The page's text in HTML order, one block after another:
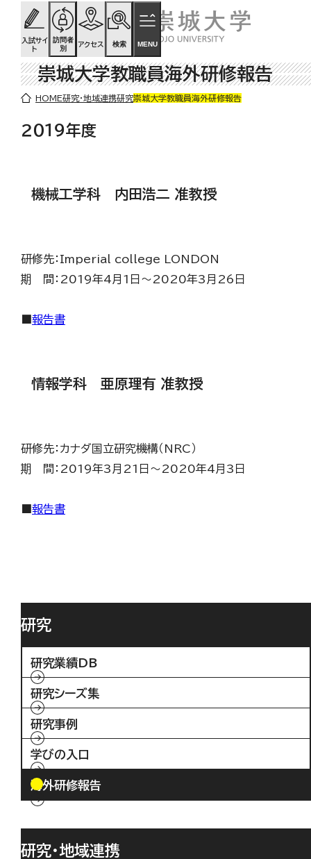
ページの先頭です
ページ内を移動するためのリンク
本文(c)へ
入試サイ
ト
訪問者
別
アクセス 検索 MENU
ここから本文です。
崇城大学教職員海外研修報告
HOME研究・地域連携研究崇城大学教職員海外研修報告
２０１９年度
機械工学科 内田浩二 准教授
研修先：Imperial college LONDON
期 間：2019年4月1日～2020年3月26日
報告書
情報学科 亜原理有 准教授
研修先：カナダ国立研究機構（NRC）
期 間：2019年3月21日～2020年4月3日
報告書
研究
研究業績DB
研究シーズ集
研究事例
学びの入口
海外研修報告
研究・地域連携